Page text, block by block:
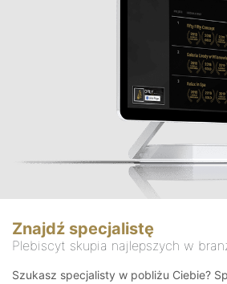
Znajdź specjalistę
Plebiscyt skupia najlepszych w
Szukasz specjalisty w pobliżu Ciebie?